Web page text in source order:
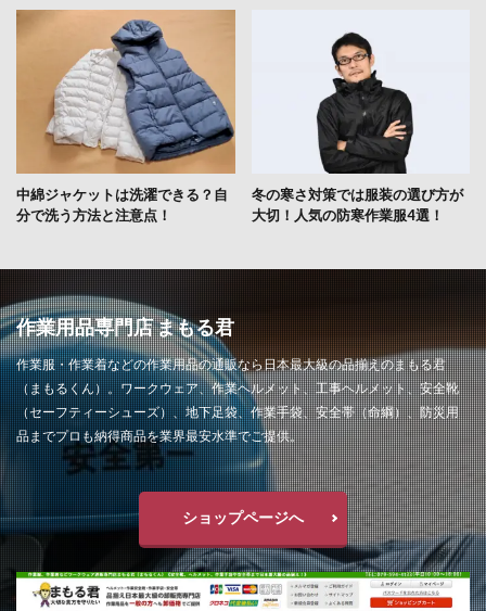
中綿ジャケットは洗濯できる？自
分で洗う方法と注意点！
冬の寒さ対策では服装の選び方が
大切！人気の防寒作業服4選！
作業用品専門店 まもる君
作業服・作業着などの作業用品の通販なら日本最大級の品揃えのまもる君
（まもるくん）。ワークウェア、作業ヘルメット、工事ヘルメット、安全靴
（セーフティーシューズ）、地下足袋、作業手袋、安全帯（命綱）、防災用
品までプロも納得商品を業界最安水準でご提供。
ショップページへ